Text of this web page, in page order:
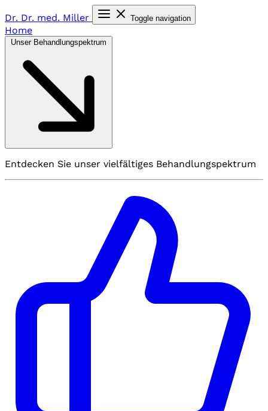
Dr. Dr. med. Miller Toggle navigation
Home
Entdecken Sie unser vielfältiges Behandlungspektrum